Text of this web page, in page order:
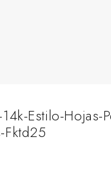
Estilo-Hojas-